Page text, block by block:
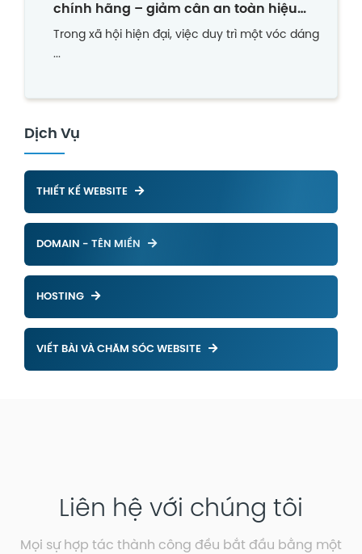
chính hãng – giảm cân an toàn hiệu
quả
Trong xã hội hiện đại, việc duy trì một vóc dáng
...
Dịch Vụ
THIẾT KẾ WEBSITE
DOMAIN - TÊN MIỀN
HOSTING
VIẾT BÀI VÀ CHĂM SÓC WEBSITE
Liên hệ với chúng tôi
Mọi sự hợp tác thành công đều bắt đầu bằng một